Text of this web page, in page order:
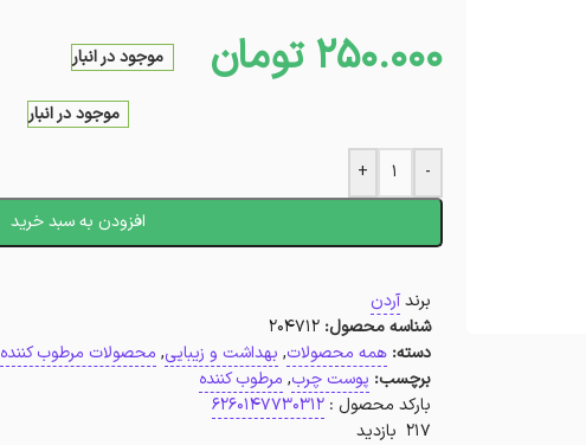
250.000 تومان موجود در انبار
موجود در انبار
-
+
افزودن به سبد خرید
برندآردن
شناسه محصول:204712
دسته: همه محصولات, بهداشت و زیبایی, محصولات مرطوب کننده
برچسب: پوست چرب, مرطوب کننده
بارکد محصول :6260147730312
217 بازدید